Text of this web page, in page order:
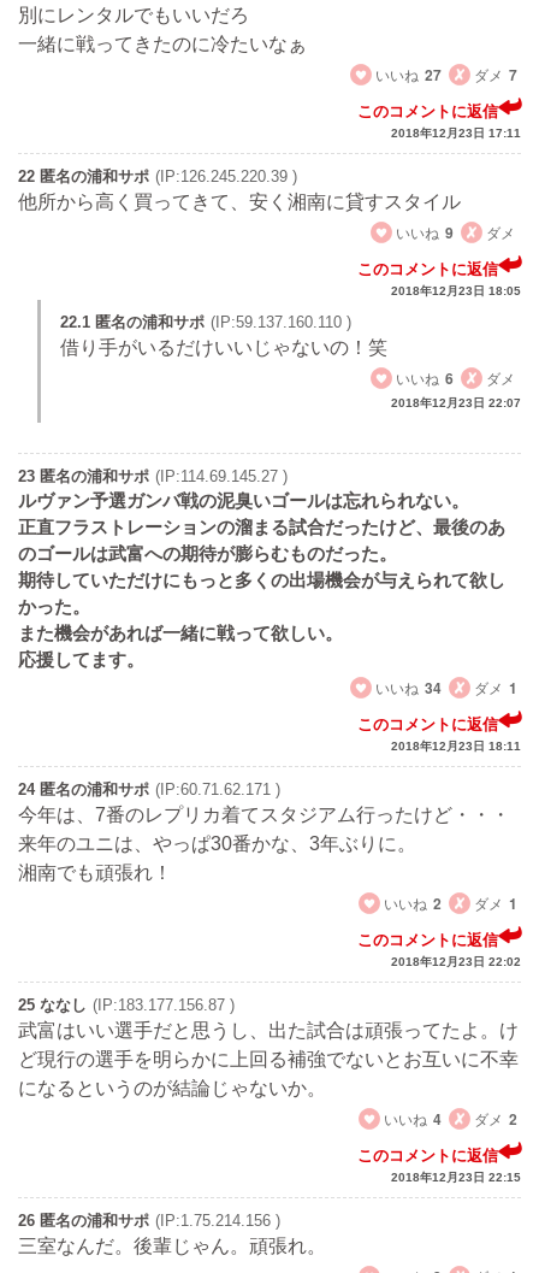
別にレンタルでもいいだろ
一緒に戦ってきたのに冷たいなぁ
いいね 27 ダメ 7
このコメントに返信
2018年12月23日 17:11
22 匿名の浦和サポ (IP:126.245.220.39 )
他所から高く買ってきて、安く湘南に貸すスタイル
いいね 9 ダメ
このコメントに返信
2018年12月23日 18:05
22.1 匿名の浦和サポ (IP:59.137.160.110 )
借り手がいるだけいいじゃないの！笑
いいね 6 ダメ
2018年12月23日 22:07
23 匿名の浦和サポ (IP:114.69.145.27 )
ルヴァン予選ガンバ戦の泥臭いゴールは忘れられない。
正直フラストレーションの溜まる試合だったけど、最後のあ
のゴールは武富への期待が膨らむものだった。
期待していただけにもっと多くの出場機会が与えられて欲し
かった。
また機会があれば一緒に戦って欲しい。
応援してます。
いいね 34 ダメ 1
このコメントに返信
2018年12月23日 18:11
24 匿名の浦和サポ (IP:60.71.62.171 )
今年は、7番のレプリカ着てスタジアム行ったけど・・・
来年のユニは、やっぱ30番かな、3年ぶりに。
湘南でも頑張れ！
いいね 2 ダメ 1
このコメントに返信
2018年12月23日 22:02
25 ななし (IP:183.177.156.87 )
武富はいい選手だと思うし、出た試合は頑張ってたよ。け
ど現行の選手を明らかに上回る補強でないとお互いに不幸
になるというのが結論じゃないか。
いいね 4 ダメ 2
このコメントに返信
2018年12月23日 22:15
26 匿名の浦和サポ (IP:1.75.214.156 )
三室なんだ。後輩じゃん。頑張れ。